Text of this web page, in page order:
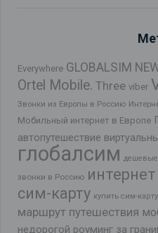
Everywhere GLOBALSIM
Ortel Mobile. Three viber
Звонки из Европы в Россию
Мобильный интернет в Европе
автопутешествие
глобалсим
звонки в Россию
сим-карту купить сим-
маршрут путешествия
недорогой роуминг за